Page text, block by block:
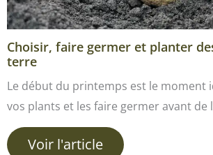
Choisir, faire germer et planter
terre
Le début du printemps est le moment
vos plants et les faire germer avant
Voir l'article